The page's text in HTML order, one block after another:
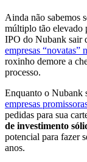
Ainda não sabemos
múltiplo tão elevado
IPO do Nubank sair
empresas “novatas”
roxinho demore a
processo.
Enquanto o Nubank
empresas
pedidas para sua
de investimento
potencial para fazer
anos.